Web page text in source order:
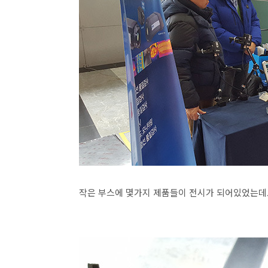
작은 부스에 몇가지 제품들이 전시가 되어있었는